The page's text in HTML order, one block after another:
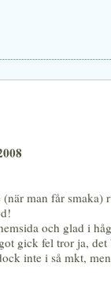
man får smaka)
och glad i
gick fel tror ja, det
inte i så mkt,